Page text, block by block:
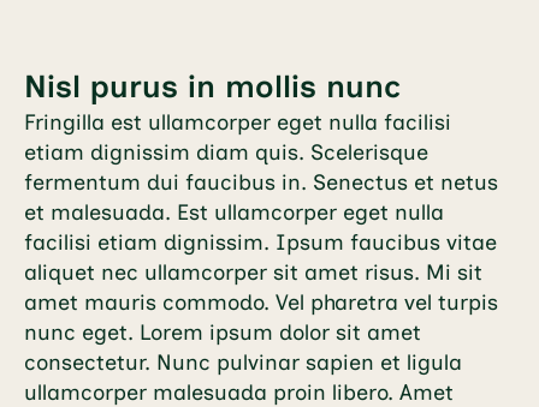
Nisl purus in mollis nunc
Fringilla est ullamcorper eget nulla facilisi
etiam dignissim diam quis. Scelerisque
fermentum dui faucibus in. Senectus et netus
et malesuada. Est ullamcorper eget nulla
facilisi etiam dignissim. Ipsum faucibus vitae
aliquet nec ullamcorper sit amet risus. Mi sit
amet mauris commodo. Vel pharetra vel turpis
nunc eget. Lorem ipsum dolor sit amet
consectetur. Nunc pulvinar sapien et ligula
ullamcorper malesuada proin libero. Amet